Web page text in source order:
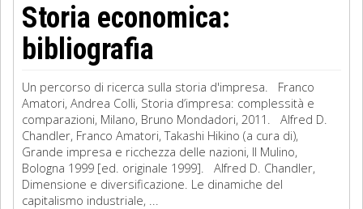
Storia economica:
bibliografia
Un percorso di ricerca sulla storia d'impresa. Franco
Amatori, Andrea Colli, Storia d’impresa: complessità e
comparazioni, Milano, Bruno Mondadori, 2011. Alfred D.
Chandler, Franco Amatori, Takashi Hikino (a cura di),
Grande impresa e ricchezza delle nazioni, Il Mulino,
Bologna 1999 [ed. originale 1999]. Alfred D. Chandler,
Dimensione e diversificazione. Le dinamiche del
capitalismo industriale, ...